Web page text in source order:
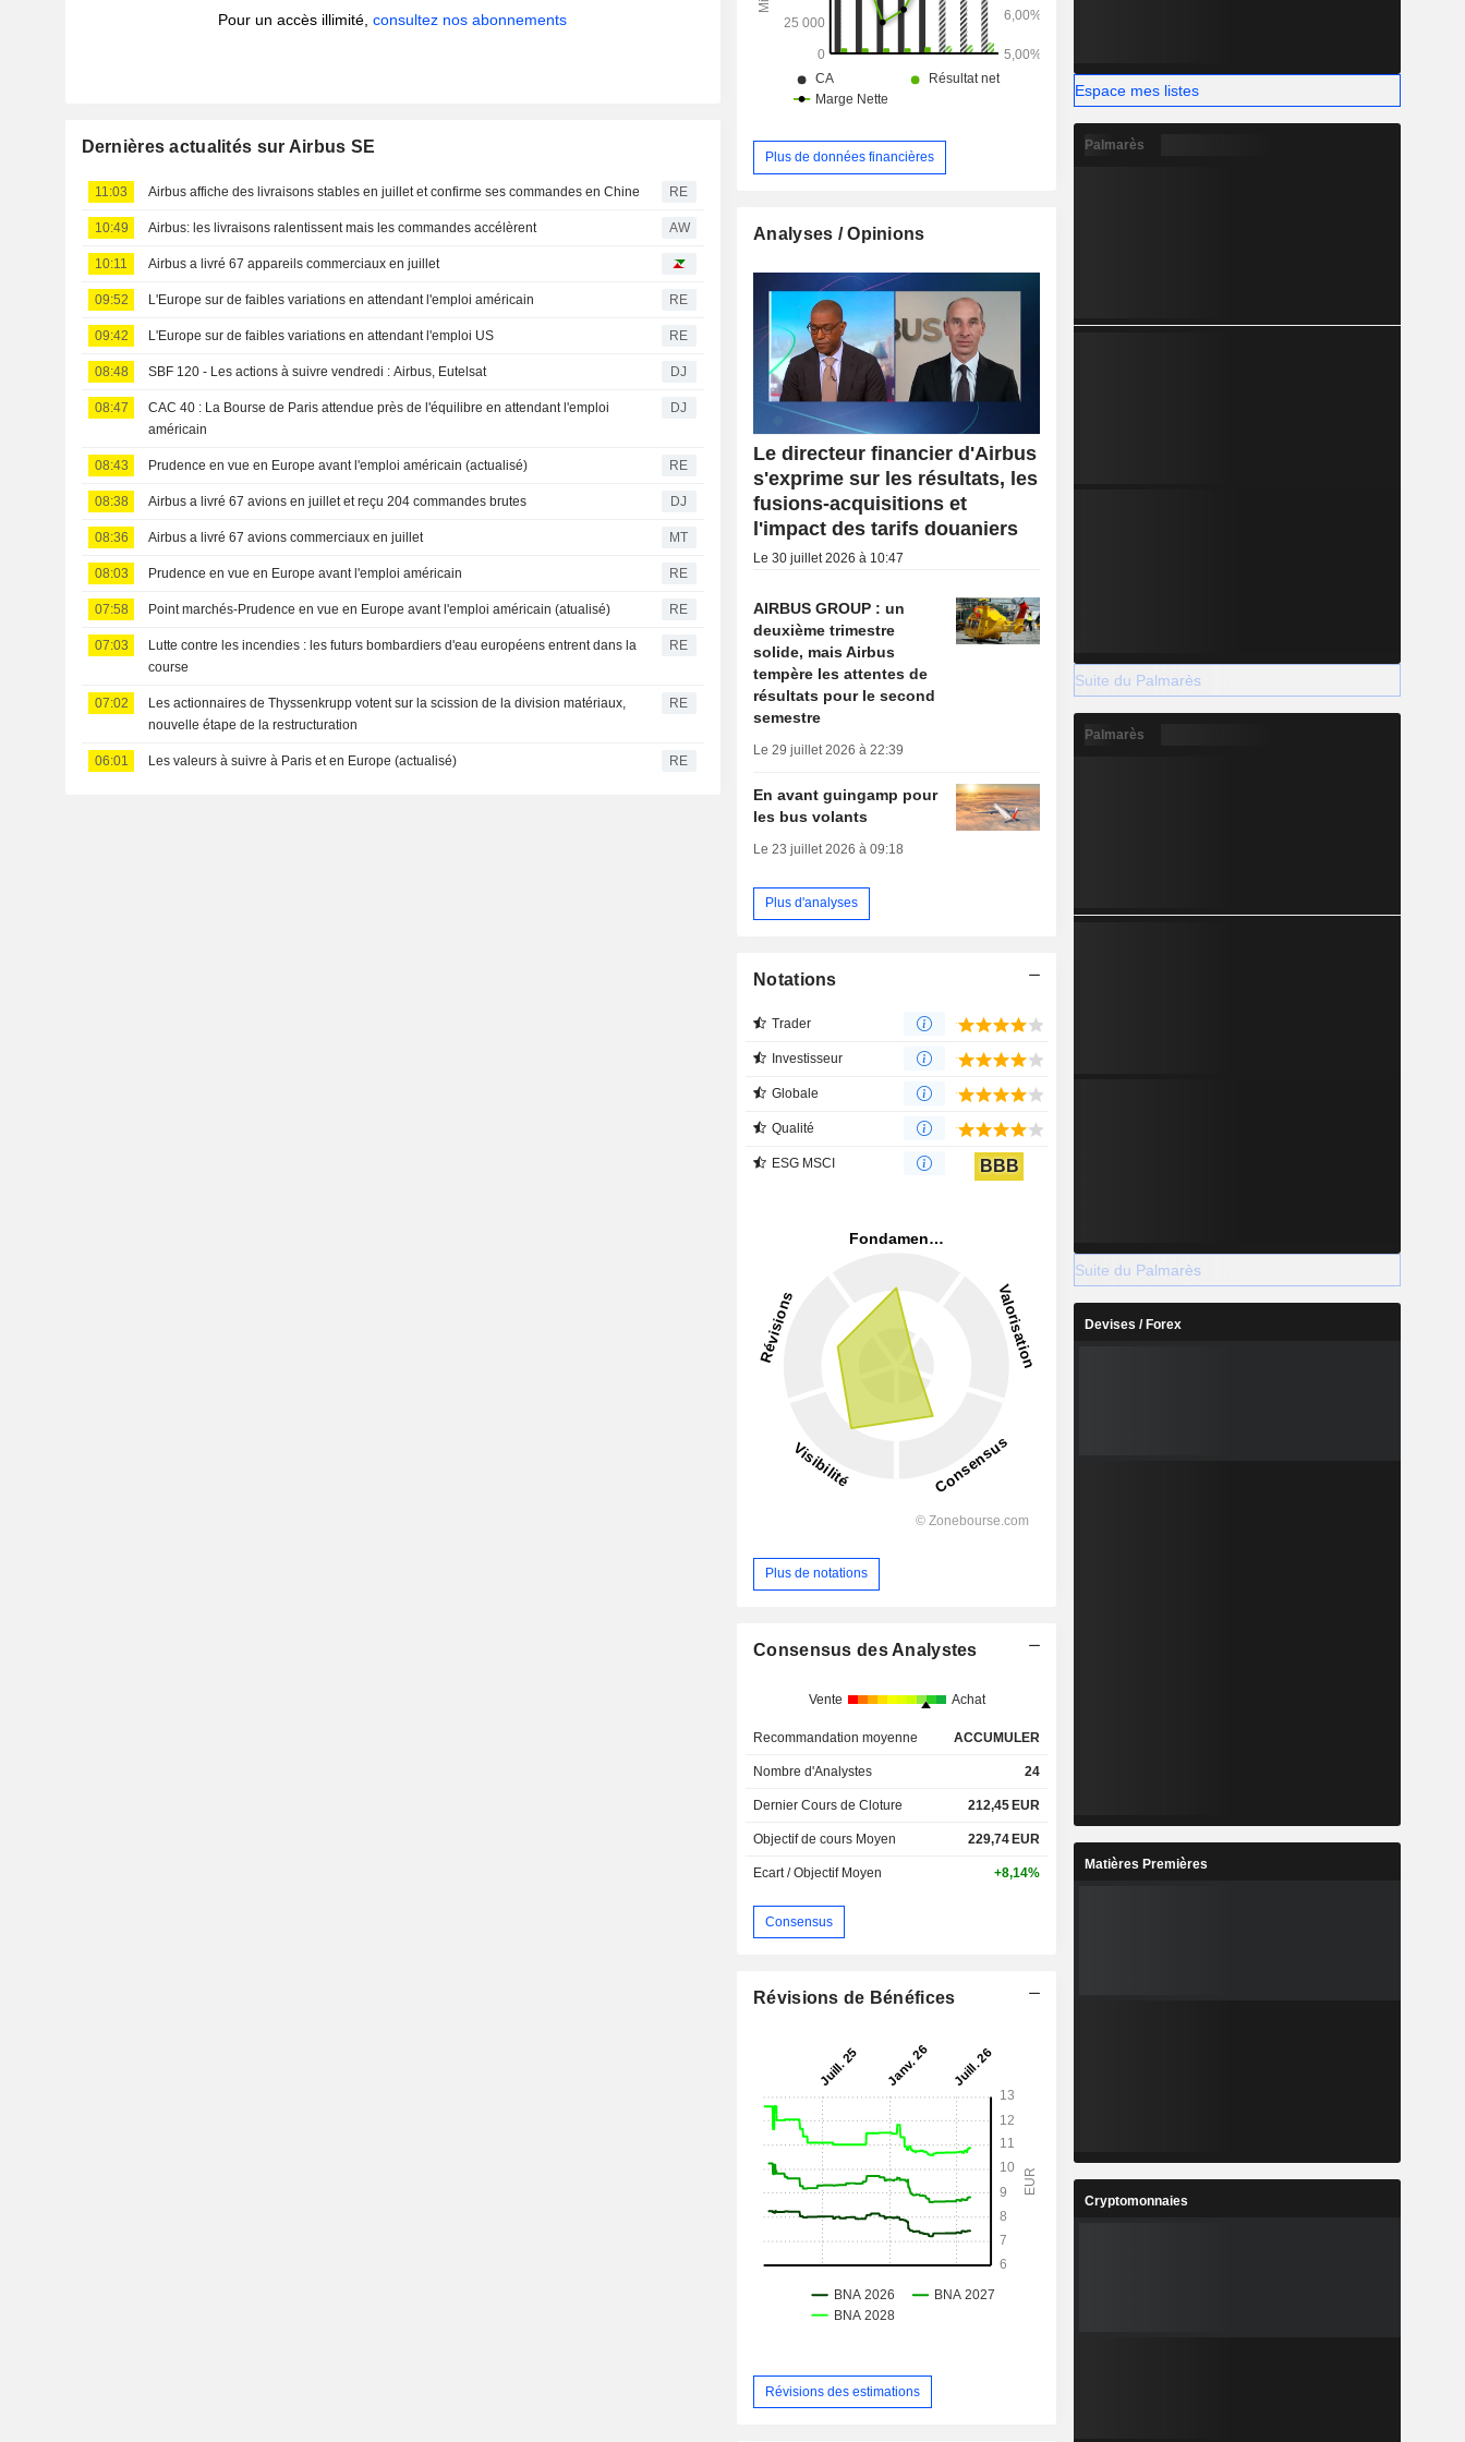
Pour un accès illimité,consultez nos abonnements
Dernières actualités sur Airbus SE
11:03 Airbus affiche des livraisons stables en juillet et confirme ses commandes en Chine RE
10:49 Airbus: les livraisons ralentissent mais les commandes accélèrent AW
10:11 Airbus a livré 67 appareils commerciaux en juillet
09:52 L'Europe sur de faibles variations en attendant l'emploi américain RE
09:42 L'Europe sur de faibles variations en attendant l'emploi US RE
08:48 SBF 120 - Les actions à suivre vendredi : Airbus, Eutelsat DJ
08:47
CAC 40 : La Bourse de Paris attendue près de l'équilibre en attendant l'emploi
américain
DJ
08:43 Prudence en vue en Europe avant l'emploi américain (actualisé) RE
08:38 Airbus a livré 67 avions en juillet et reçu 204 commandes brutes DJ
08:36 Airbus a livré 67 avions commerciaux en juillet MT
08:03 Prudence en vue en Europe avant l'emploi américain RE
07:58 Point marchés-Prudence en vue en Europe avant l'emploi américain (atualisé) RE
07:03
Lutte contre les incendies : les futurs bombardiers d'eau européens entrent dans la
course
RE
07:02
Les actionnaires de Thyssenkrupp votent sur la scission de la division matériaux,
nouvelle étape de la restructuration
RE
06:01 Les valeurs à suivre à Paris et en Europe (actualisé) RE
Plus de données financières
Analyses / Opinions
Le directeur financier d'Airbus
s'exprime sur les résultats, les
fusions-acquisitions et
l'impact des tarifs douaniers
Le 30 juillet 2026 à 10:47
AIRBUS GROUP : un
deuxième trimestre
solide, mais Airbus
tempère les attentes de
résultats pour le second
semestre
Le 29 juillet 2026 à 22:39
En avant guingamp pour
les bus volants
Le 23 juillet 2026 à 09:18
Plus d'analyses
Notations
Trader
Investisseur
Globale
Qualité
ESG MSCI BBB
Plus de notations
Consensus des Analystes
Vente Achat
Recommandation moyenne ACCUMULER
Nombre d'Analystes 24
Dernier Cours de Cloture 212,45 EUR
Objectif de cours Moyen 229,74 EUR
Ecart / Objectif Moyen +8,14%
Consensus
Révisions de Bénéfices
Révisions des estimations
Espace mes listes
Palmarès
Suite du Palmarès
Palmarès
Suite du Palmarès
Devises / Forex
Matières Premières
Cryptomonnaies